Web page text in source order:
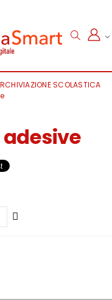
SCOLASTICA